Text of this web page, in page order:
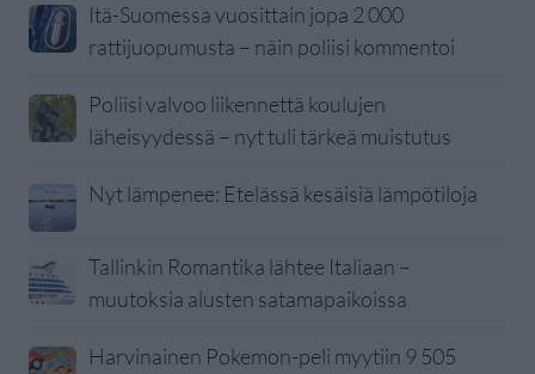
Itä-Suomessa vuosittain jopa 2 000
rattijuopumusta – näin poliisi kommentoi
Poliisi valvoo liikennettä koulujen
läheisyydessä – nyt tuli tärkeä muistutus
Nyt lämpenee: Etelässä kesäisiä lämpötiloja
Tallinkin Romantika lähtee Italiaan –
muutoksia alusten satamapaikoissa
Harvinainen Pokemon-peli myytiin 9 505